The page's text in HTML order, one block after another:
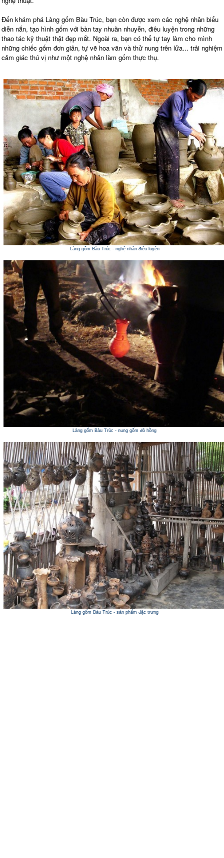
Đến khám phá Làng gốm Bàu Trúc, bạn còn được xem các nghệ nhân biểu
diễn nắn, tạo hình gốm với bàn tay nhuần nhuyễn, điêu luyện trong những
thao tác kỹ thuật thật đẹp mắt. Ngoài ra, bạn có thể tự tay làm cho mình
những chiếc gốm đơn giản, tự vẽ hoa văn và thử nung trên lửa... trải nghiệm
cảm giác thú vị như một nghệ nhân làm gốm thực thụ.
Làng gốm Bàu Trúc - nghệ nhân điêu luyện
Làng gốm Bàu Trúc - nung gốm đỏ hồng
Làng gốm Bàu Trúc - sản phẩm đặc trưng